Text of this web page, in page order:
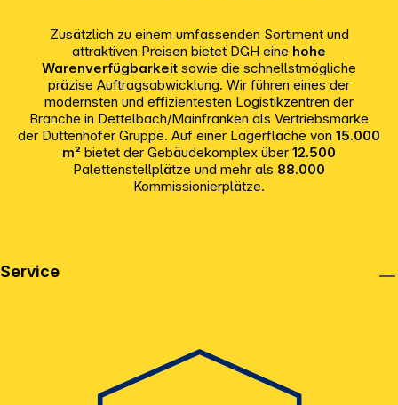
Zusätzlich zu einem umfassenden Sortiment und
attraktiven Preisen bietet DGH eine hohe
Warenverfügbarkeit sowie die schnellstmögliche
präzise Auftragsabwicklung. Wir führen eines der
modernsten und effizientesten Logistikzentren der
Branche in Dettelbach/Mainfranken als Vertriebsmarke
der Duttenhofer Gruppe. Auf einer Lagerfläche von 15.000
m² bietet der Gebäudekomplex über 12.500
Palettenstellplätze und mehr als 88.000
Kommissionierplätze.
Service